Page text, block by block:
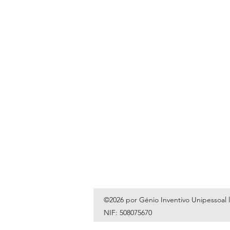
©2026 por Génio Inventivo Unipessoal
NIF: 508075670